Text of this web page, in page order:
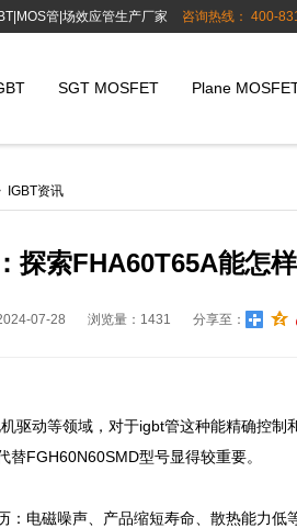
管|场效应管生产厂家 咨询热线： 400-
SGT MOSFET Plane
IGBT资讯
探索FHA60T65A能怎
07-28 浏览量：1431 分享至：
驱动等领域，对于igbt管这种能精确控
FGH60N60SMD型号显得较重要。
：电磁噪声、产品缩短寿命、散热能力